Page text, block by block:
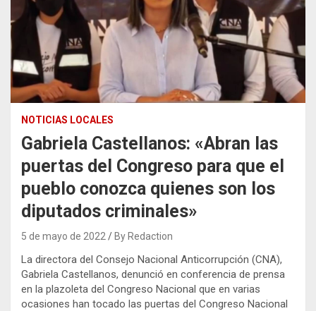
NOTICIAS LOCALES
Gabriela Castellanos: «Abran las
puertas del Congreso para que el
pueblo conozca quienes son los
diputados criminales»
5 de mayo de 2022 By Redaction
La directora del Consejo Nacional Anticorrupción (CNA),
Gabriela Castellanos, denunció en conferencia de prensa
en la plazoleta del Congreso Nacional que en varias
ocasiones han tocado las puertas del Congreso Nacional